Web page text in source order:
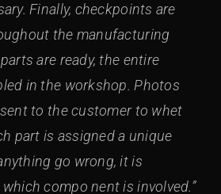
Finally, checkpoints are
the manufacturing
are ready, the entire
in the workshop. Photos
to the customer to whet
part is assigned a unique
go wrong, it is
compo nent is involved.”